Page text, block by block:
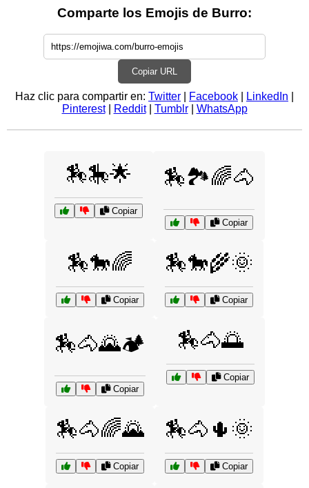
Comparte los Emojis de Burro:
Copiar URL
Haz clic para compartir en: Twitter Facebook LinkedIn
Pinterest| Reddit| Tumblr| WhatsApp
🏇🎠🌟
Copiar
🏇🏞️🌈🐴
Copiar
🏇🐎🌈
Copiar
🏇🐎🌾🌞
Copiar
🏇🐴🌄🏕️
Copiar
🏇🐴🌅
Copiar
🏇🐴🌈🌄
Copiar
🏇🐴🌵🌞
Copiar